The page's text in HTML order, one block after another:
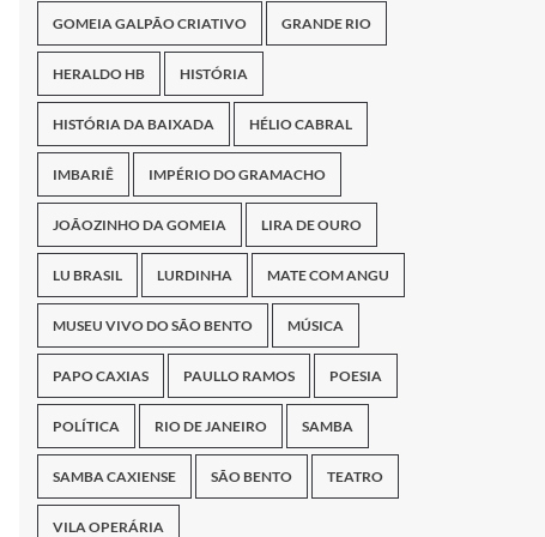
GOMEIA GALPÃO CRIATIVO GRANDE RIO
HERALDO HB HISTÓRIA
HISTÓRIA DA BAIXADA HÉLIO CABRAL
IMBARIÊ IMPÉRIO DO GRAMACHO
JOÃOZINHO DA GOMEIA LIRA DE OURO
LU BRASIL LURDINHA MATE COM ANGU
MUSEU VIVO DO SÃO BENTO MÚSICA
PAPO CAXIAS PAULLO RAMOS POESIA
POLÍTICA RIO DE JANEIRO SAMBA
SAMBA CAXIENSE SÃO BENTO TEATRO
VILA OPERÁRIA